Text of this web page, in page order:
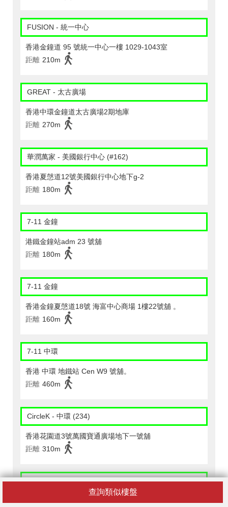
查詢類似樓盤
FUSION - 統一中心
香港金鐘道 95 號統一中心一樓 1029-1043室
距離 210m
GREAT - 太古廣場
香港中環金鐘道太古廣場2期地庫
距離 270m
華潤萬家 - 美國銀行中心 (#162)
香港夏愨道12號美國銀行中心地下g-2
距離 180m
7-11 金鐘
港鐵金鐘站adm 23 號舖
距離 180m
7-11 金鐘
香港金鐘夏愨道18號 海富中心商場 1樓22號舖 。
距離 160m
7-11 中環
香港 中環 地鐵站 Cen W9 號舖。
距離 460m
CircleK - 中環 (234)
香港花園道3號萬國寶通廣場地下一號舖
距離 310m
CircleK - 中環 (258)
香港中環夏愨道十二號美國銀行中心一樓香港中文大學